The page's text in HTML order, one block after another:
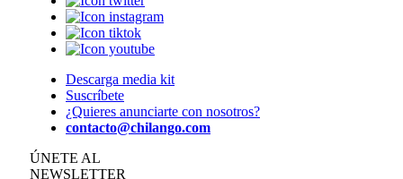
Descarga media kit
Suscríbete
¿Quieres anunciarte con nosotros?
contacto@chilango.com
ÚNETE AL
NEWSLETTER